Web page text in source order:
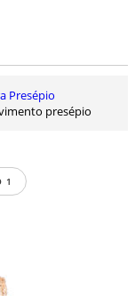
Presépio
presépio
1